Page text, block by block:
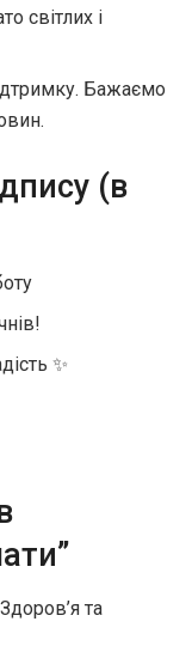
світлих і
Бажаємо
(в
✨
та